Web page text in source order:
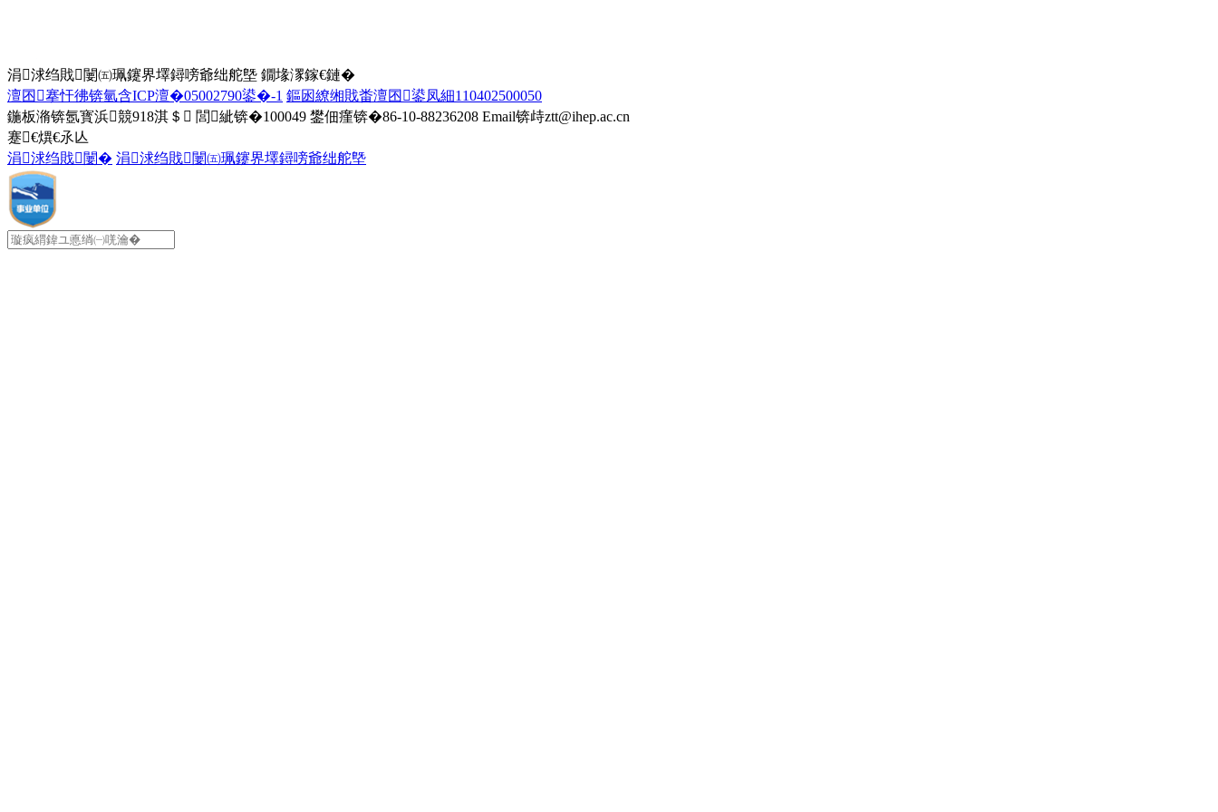
涓浗绉戝闄㈤珮鑳界墿鐞嗙爺绌舵墍 鐗堟潈鎵€鏈�
澶囨搴忓彿锛氫含ICP澶�05002790鍙�-1 鏂囦繚缃戝畨澶囨鍙凤細110402500050
鍦板潃锛氬寳浜競918淇＄ 閭紪锛�100049 鐢佃瘽锛�86-10-88236208 Email锛歭ztt@ihep.ac.cn
蹇€熼€氶亾
涓浗绉戝闄� 涓浗绉戝闄㈤珮鑳界墿鐞嗙爺绌舵墍